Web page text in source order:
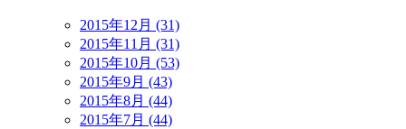
2015年12月 (31)
2015年11月 (31)
2015年10月 (53)
2015年9月 (43)
2015年8月 (44)
2015年7月 (44)